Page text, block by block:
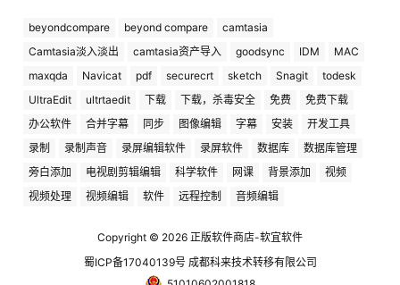
beyondcompare beyond compare
camtasia
Camtasia淡入淡出
camtasia资产导入 goodsync IDM
MAC
maxqda
Navicat pdf securecrt sketch Snagit
todesk
UltraEdit
ultrtaedit 下载 下载，杀毒安全 免费
免费下载
办公软件
合并字幕 同步 图像编辑 字幕 安装
开发工具
录制
录制声音 录屏编辑软件 录屏软件 数据库
数据库管理
旁白添加
电视剧剪辑编辑 科学软件 网课 背景添加
视频
视频处理
视频编辑 软件 远程控制 音频编辑
Copyright © 2026 正版软件商店-软宜软件
蜀ICP备17040139号 成都科来技术转移有限公司